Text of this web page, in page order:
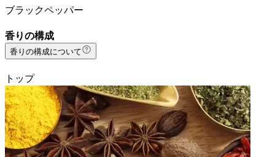
ブラックペッパー
香りの構成
香りの構成について
トップ